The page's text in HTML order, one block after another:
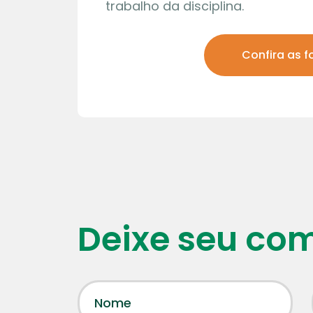
trabalho da disciplina.
Confira as
Deixe seu